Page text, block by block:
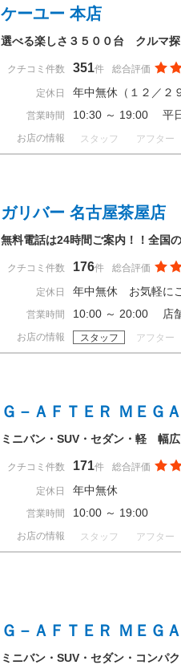
ケーユー 本店
選べる楽しさ３５００台 クルマ探
クチコミ件数 351件 総合評価
定休日 年中無休（１２／２
営業時間 10:30 ～ 19:00
お店の情報 スタッフ アフター
ガリバー 名古屋茶屋店
無料電話は24時間ご案内！！全国
クチコミ件数 176件 総合評価
定休日 年中無休 お気軽に
営業時間 10:00 ～ 20:00 店
お店の情報 スタッフ アフター
Ｇ－ＡＦＴＥＲ ＭＥＧ
ミニバン・SUV・セダン・軽 幅
クチコミ件数 171件 総合評価
定休日 年中無休
営業時間 10:00 ～ 19:00
お店の情報 スタッフ アフター
Ｇ－ＡＦＴＥＲ ＭＥＧ
ミニバン・SUV・セダン・コンパ